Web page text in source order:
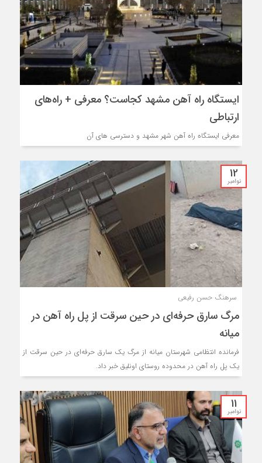
ایستگاه راه آهن مشهد کجاست؟ معرفی + راه‌های
ارتباطی
معرفی ایستگاه راه آهن شهر مشهد و دسترسی های آن
12
نوامبر
سرهنگ حسن رفیعی
مرگ سارق حرفه‌ای در حین سرقت از پل راه آهن در
میانه
فرمانده انتظامی شهرستان میانه از مرگ یک سارق حرفه‌ای در حین سرقت از
یک پل راه آهن در محدوده روستای اونلیق خبر داد.
11
نوامبر